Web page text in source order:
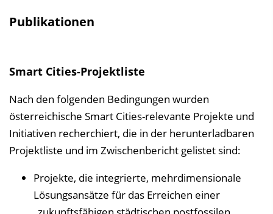
Publikationen
Smart Cities-Projektliste
Nach den folgenden Bedingungen wurden
österreichische Smart Cities-relevante Projekte und
Initiativen recherchiert, die in der herunterladbaren
Projektliste und im Zwischenbericht gelistet sind:
Projekte, die integrierte, mehrdimensionale
Lösungsansätze für das Erreichen einer